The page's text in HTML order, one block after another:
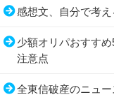
感想文、自分で考え
少額オリパおすす
注意点
全東信破産のニュ